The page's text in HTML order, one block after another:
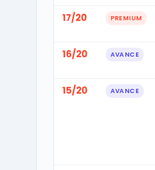
17/20 PREMIUM
16/20 AVANCE
15/20 AVANCE